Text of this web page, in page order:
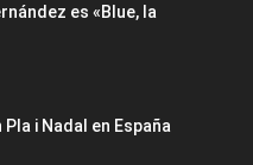
es «Blue, la
i Nadal en España